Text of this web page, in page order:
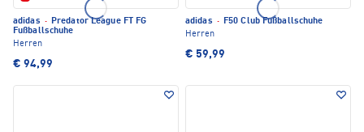
adidas · Predator League FT FG
Fußballschuhe
Herren
€ 94,99
adidas · F50 Club Fußballschuhe
Herren
€ 59,99